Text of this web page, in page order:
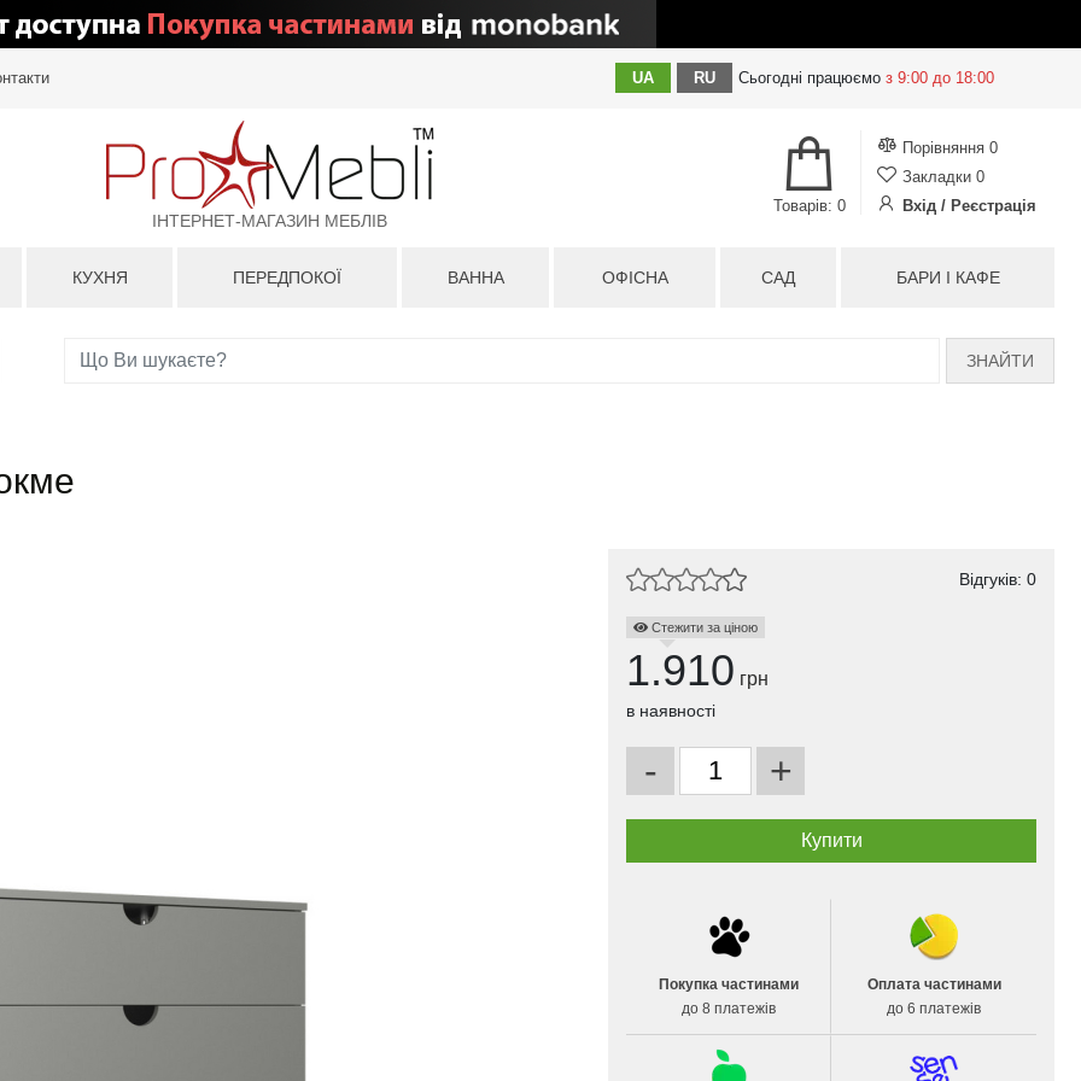
UA RU Сьогодні працюємо з 9:00 до 18:00
ІНТЕРНЕТ-МАГАЗИН МЕБЛІВ
Порівняння 0
Закладки 0
Вхід / Реєстрація
Товарів: 0
КУХНЯ ПЕРЕДПОКОЇ ВАННА ОФІСНА САД БАРИ І КАФЕ
ЗНАЙТИ
Відгуків: 0
Стежити за ціною
1.910 грн
в наявності
- +
Покупка частинами
до 8 платежів
Оплата частинами
до 6 платежів